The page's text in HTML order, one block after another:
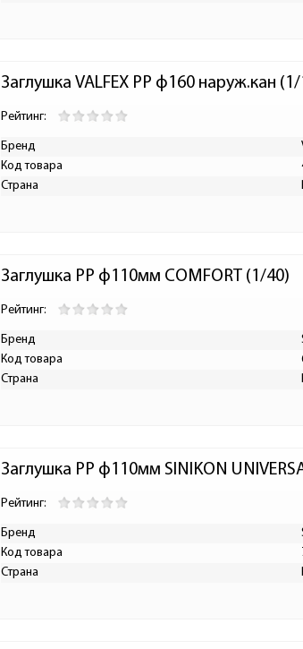
Заглушка VALFEX PP ф160 наруж.кан
Рейтинг:
Бренд
Код товара
Страна
Заглушка PP ф110мм COMFORT (1/40)
Рейтинг:
Бренд
Код товара
Страна
Заглушка PP ф110мм SINIKON
Рейтинг:
Бренд
Код товара
Страна